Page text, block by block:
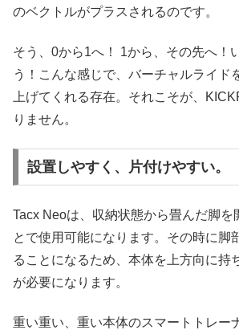
のベクトルがプラスされるのです。
そう、0から1へ！ 1から、その先へ！
う！こんな感じで、バーチャルライド
上げてくれる存在。それこそが、
りません。
設置しやすく、片付けやすい。
Tacx Neoは、収納状態から畳んだ脚を
とで使用可能になります。その時に脚
ることになるため、本体を上方向に持
が必要になります。
重い重い、重い本体のスマートトレー